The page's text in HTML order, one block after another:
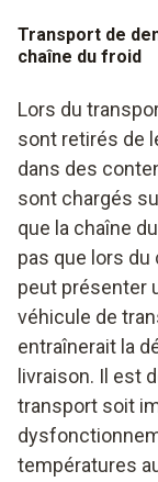
système
les points
respectées et
même être
mesure :
Thermomètre
Thermomètre
Enregistreur
Hygromètre
Transport de
chaîne du froid
Lors du
sont retirés de
dans des
sont chargés
que la chaîne
pas que lors du
peut présenter
véhicule de
entraînerait la
livraison. Il est
transport soit
températures